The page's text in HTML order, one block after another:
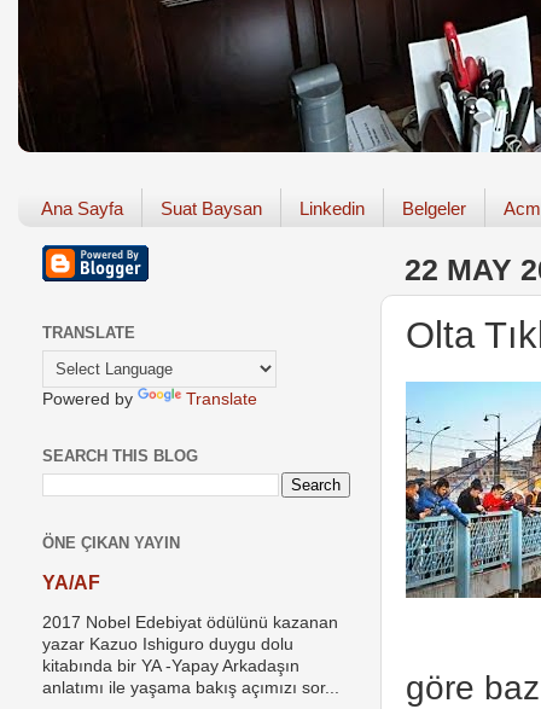
Ana Sayfa Suat Baysan Linkedin Belgeler
22 MAY
Olta
göre
TRANSLATE
Powered by Translate
SEARCH THIS BLOG
ÖNE ÇIKAN YAYIN
YA/AF
2017 Nobel Edebiyat ödülünü kazanan
yazar Kazuo Ishiguro duygu dolu
kitabında bir YA -Yapay Arkadaşın
anlatımı ile yaşama bakış açımızı sor...